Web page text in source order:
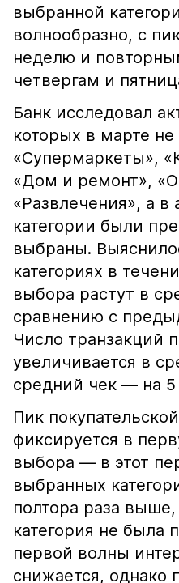
выбранной
волнообразно, с
неделю и
четвергам и
Банк исследовал
которых в марте
«Супермаркеты»,
«Дом и ремонт»,
«Развлечения», а в
категории были
выбраны.
категориях в
выбора растут в
сравнению с
Число транзакций
увеличивается в
средний чек — на 5
Пик
фиксируется в
выбора — в этот
выбранных
полтора раза выше,
категория не была
первой волны
снижается, однако